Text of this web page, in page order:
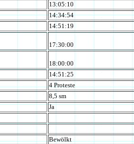
13:05:10
14:34:54
14:51:19
17:30:00
18:00:00
14:51:25
4 Proteste
8,5 sm
Ja
Bewölkt